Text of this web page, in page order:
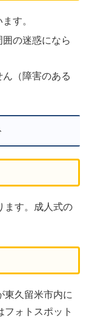
す。
の迷惑になら
（障害のある
ます。成人式の
東久留米市内に
フォトスポット